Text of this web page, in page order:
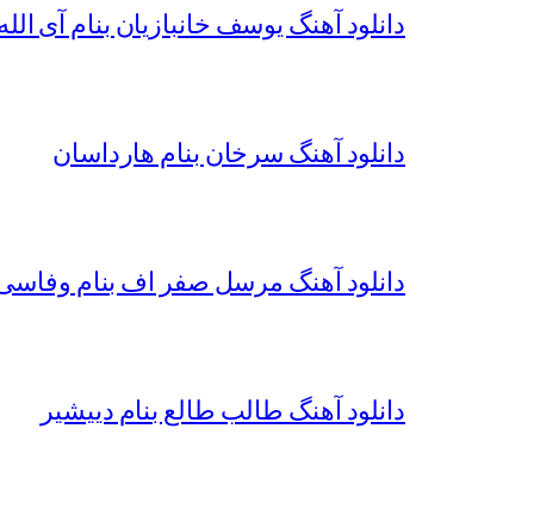
دانلود آهنگ یوسف خانبازیان بنام آی
دانلود آهنگ سرخان بنام هارداسان
دانلود آهنگ مرسل صفر اف بنام
دانلود آهنگ طالب طالع بنام دییشیر